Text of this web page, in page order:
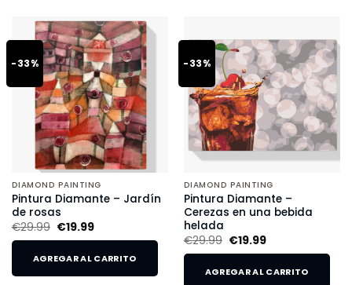
-33%
DIAMOND PAINTING
Pintura Diamante – Jardín
de rosas
€29.99 €19.99
AGREGAR AL CARRITO
-33%
DIAMOND PAINTING
Pintura Diamante –
Cerezas en una bebida
helada
€29.99 €19.99
AGREGAR AL CARRITO